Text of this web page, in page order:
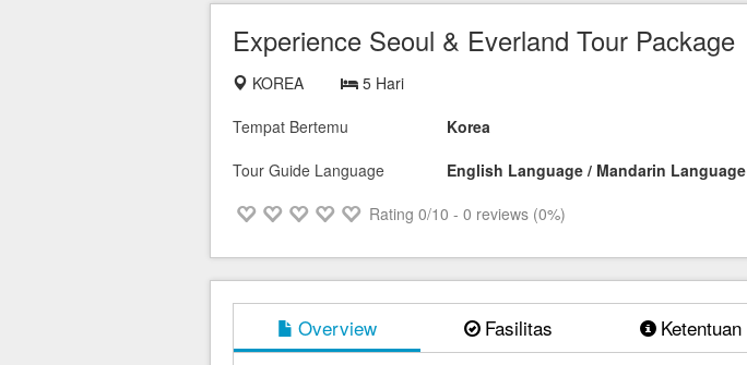
Experience Seoul & Everland Tour Package
KOREA
5 Hari
Tempat Bertemu
Korea
Tour Guide Language
English Language / Mandarin Language
Rating 0/10 - 0 reviews (0%)
Overview Fasilitas Ketentuan